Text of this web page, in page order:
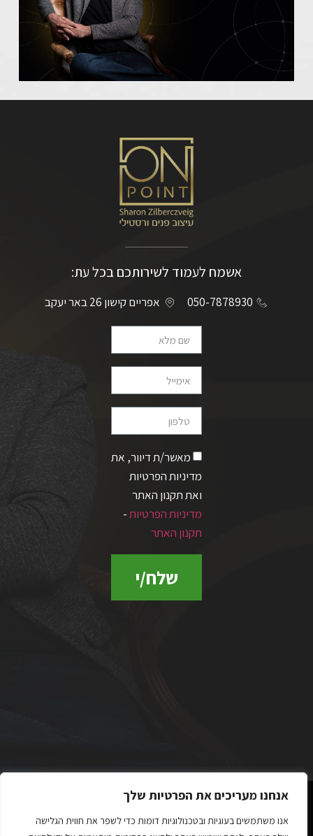
אנחנו מעריכים את הפרטיות שלך
אנו משתמשים בעוגיות ובטכנולוגיות דומות כדי לשפר את חווית הגלישה
אשמח לעמוד לשירותכם בכל עת:
050-7878930 אפריים קישון 26 באר יעקב
מאשר/ת דיוור, את
מדיניות הפרטיות
ואת תקנון האתר
מדיניות הפרטיות-
תקנון האתר
שלח/י
כל הזכויות שמורות לשרון זילברצוויג 2023 ©